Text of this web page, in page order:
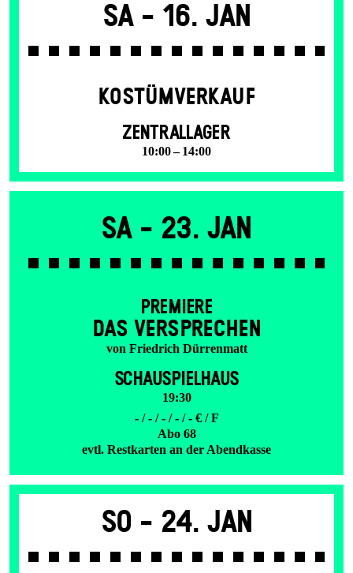
Sa - 16. Jan
KOSTÜMVERKAUF
ZENTRALLAGER
10:00 – 14:00
Sa - 23. Jan
PREMIERE
DAS VER­SPRECHEN
von Friedrich Dürrenmatt
SCHAUSPIELHAUS
19:30
- / - / - / - / - € / F
Abo 68
evtl. Restkarten an der Abendkasse
So - 24. Jan